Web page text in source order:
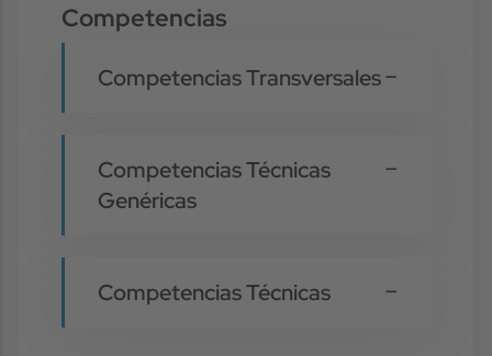
Competencias
Competencias Transversales
Competencias Técnicas
Genéricas
Competencias Técnicas